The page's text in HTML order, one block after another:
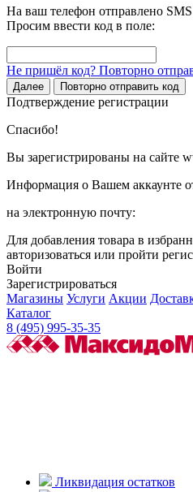
На ваш телефон отправлено
Просим ввести код в поле:
Не пришёл код? Повторно
Далее Повторно отправить код
Подтверждение регистрации
Спасибо!
Вы зарегистрированы на сайте
Информация о Вашем аккаунте
на электронную почту:
Для добавления товара в
авторизоваться или пройти
Войти
Зарегистрироваться
Магазины Услуги Акции
Каталог
8 (495) 995-35-35
Ликвидация остатков